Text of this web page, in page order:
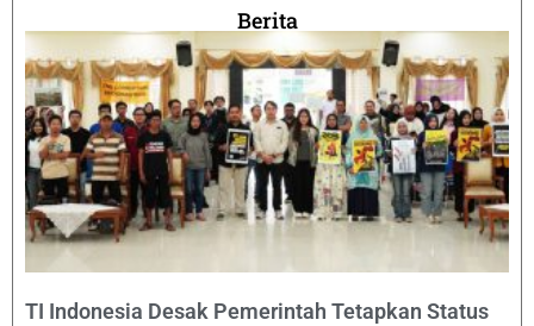
Berita
TI Indonesia Desak Pemerintah Tetapkan Status